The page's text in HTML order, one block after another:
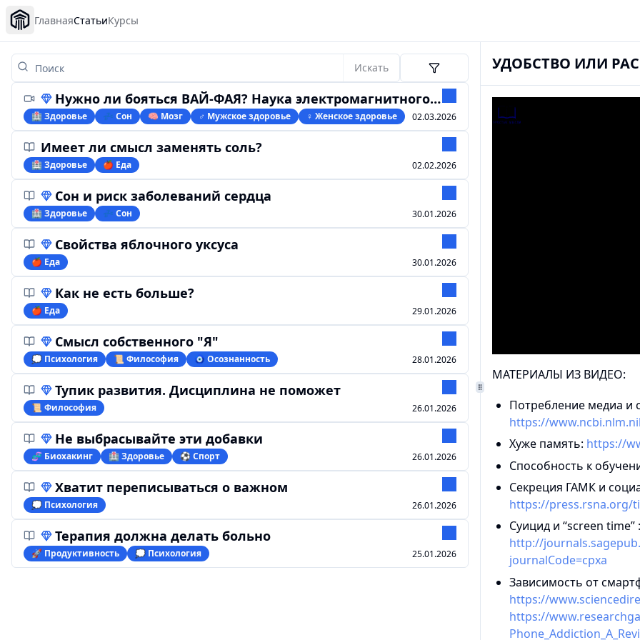
ГлавнаяСтатьиКурсы
УДОБСТВО ИЛИ
МАТЕРИАЛЫ ИЗ ВИДЕО:
Потребление медиа и
https://
Хуже память: https://
Способность к
Секреция ГАМК и
https://press.rsna.org/
Суицид и “screen time” :
http://
journalCode=cpxa
Зависимость от
https://
https://
Искать
Нужно ли бояться ВАЙ-ФАЯ? Наука электромагнитного излучения
🏥 Здоровье 💤 Сон 🧠 Мозг ♂️ Мужское здоровье ♀ Женское здоровье 02.03.2026
Имеет ли смысл заменять соль?
🏥 Здоровье 🍎 Еда 02.02.2026
Сон и риск заболеваний сердца
🏥 Здоровье 💤 Сон 30.01.2026
Свойства яблочного уксуса
🍎 Еда 30.01.2026
Как не есть больше?
🍎 Еда 29.01.2026
Смысл собственного "Я"
💭 Психология 📜 Философия 🧿 Осознанность 28.01.2026
Тупик развития. Дисциплина не поможет
📜 Философия 26.01.2026
Не выбрасывайте эти добавки
🧬 Биохакинг 🏥 Здоровье ⚽️ Спорт 26.01.2026
Хватит переписываться о важном
💭 Психология 26.01.2026
Терапия должна делать больно
🚀 Продуктивность 💭 Психология 25.01.2026